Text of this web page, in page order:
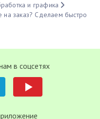
и графика
заказ? Сделаем быстро
в соцсетях